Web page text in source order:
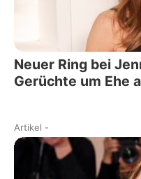
Neuer Ring bei
Gerüchte um Ehe
Artikel -